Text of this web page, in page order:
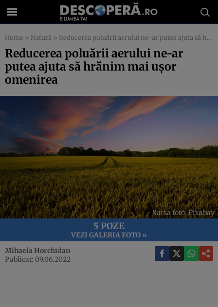
Home » Natură » Reducerea poluării aerului ne-ar putea ajuta să hrănim mai ușor omenirea
Reducerea poluării aerului ne-ar
putea ajuta să hrănim mai ușor
omenirea
Sursa foto: Pixabay
5 POZE
VEZI GALERIA FOTO »
Mihaela Horchidan
Publicat: 09.06.2022